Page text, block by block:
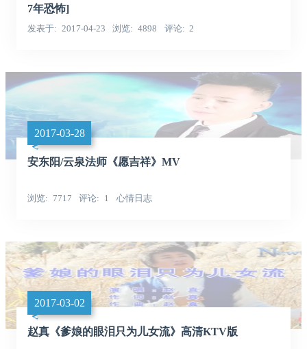
7年恐怖]
发表于 2017-04-23 浏览 4898 评论 2
2017-03-28
安东阳/云泉法师《愿吉祥》MV
浏览 7717 评论 1 心情日志
2017-03-02
赵真《爹娘的眼泪只为儿女流》高清KTV版